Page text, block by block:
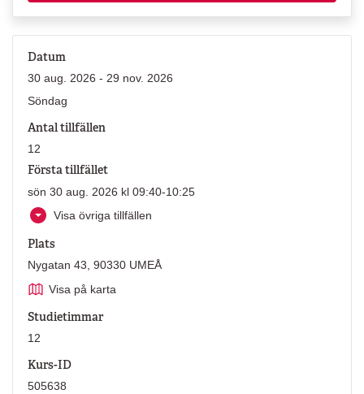
Datum
30 aug. 2026 - 29 nov. 2026
Söndag
Antal tillfällen
12
Första tillfället
sön 30 aug. 2026 kl 09:40-10:25
Visa övriga tillfällen
Plats
Nygatan 43, 90330 UMEÅ
Visa på karta
Studietimmar
12
Kurs-ID
505638